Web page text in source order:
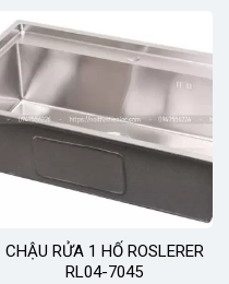
CHẬU RỬA 1 HỐ ROSLERER
RL04-7045